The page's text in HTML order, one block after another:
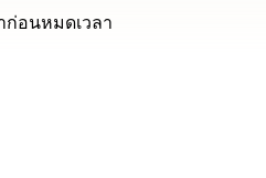
ก่อนหมดเวลา